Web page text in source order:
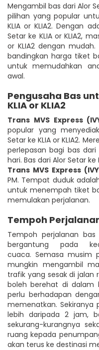
Mengambil bas dari Alor
pilihan yang popular
KLIA or KLIA2. Dengan
Setar ke KLIA or KLIA2,
or KLIA2 dengan
bandingkan harga tiket
untuk memudahkan
awal.
Pengusaha Bas
KLIA or KLIA2
Trans MVS Express
popular yang
Setar ke KLIA or KLIA2.
perlepasan bagi bas dari
hari. Bas dari Alor Setar ke
Trans MVS Express (IVY
PM. Tempat duduk
untuk menempah tiket
memulakan perjalanan.
Tempoh
Tempoh perjalanan bas
bergantung pada
cuaca. Semasa musim
mungkin mengambil
trafik yang sesak di jalan
boleh berehat di dalam
perlu berhadapan
memenatkan. Sekiranya
lebih daripada 2 jam,
sekurang-kurangnya
ruang kepada
akan terus ke destinasi